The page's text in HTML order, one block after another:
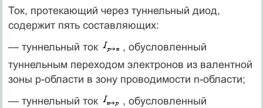
Ток, протекающий через туннельный диод,
содержит пять составляющих:
— туннельный ток
, обусловленный
туннельным переходом электронов из валентной
зоны p-области в зону проводимости n-области;
— туннельный ток
, обусловленный